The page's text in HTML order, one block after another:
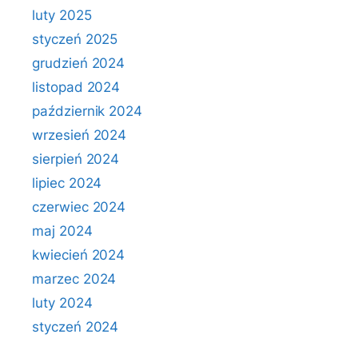
luty 2025
styczeń 2025
grudzień 2024
listopad 2024
październik 2024
wrzesień 2024
sierpień 2024
lipiec 2024
czerwiec 2024
maj 2024
kwiecień 2024
marzec 2024
luty 2024
styczeń 2024